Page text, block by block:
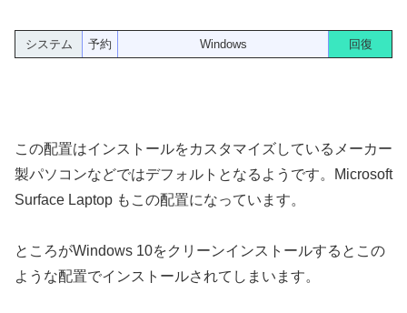
システム 予約 Windows 回復
この配置はインストールをカスタマイズしているメーカー
製パソコンなどではデフォルトとなるようです。Microsoft
Surface Laptop もこの配置になっています。
ところがWindows 10をクリーンインストールするとこの
ような配置でインストールされてしまいます。